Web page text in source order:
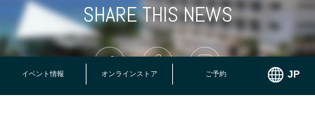
イベント情報 オンラインストア ご予約
SHARE THIS NEWS